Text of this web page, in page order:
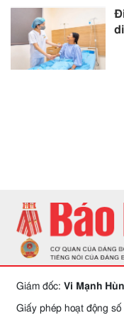
Giám đốc: Vi Mạnh
Giấy phép hoạt động